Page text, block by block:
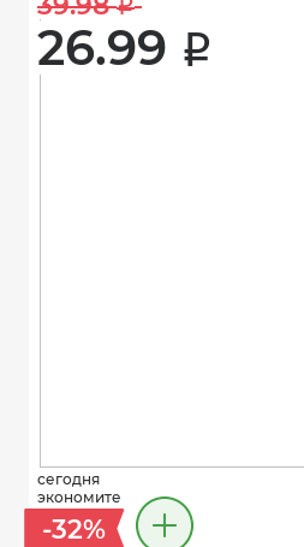
i
26.99 i
сегодня
экономите
-32%